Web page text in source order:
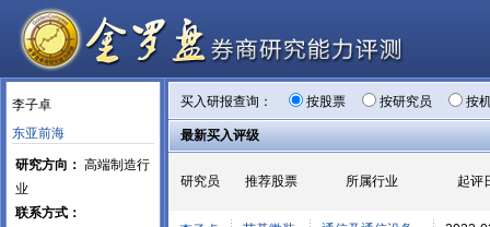
李子卓
东亚前海
研究方向： 高端制造行
业
联系方式：
买入研报查询： 按股票 按研究员 按
最新买入评级
研究员 推荐股票 所属行业 起评